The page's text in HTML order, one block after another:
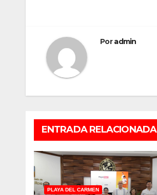
Poradmin
ENTRADA RELACIONADA
PLAYA DEL CARMEN